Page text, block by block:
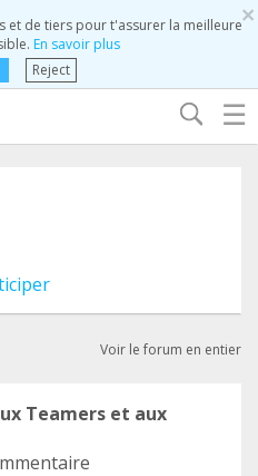
×
et de tiers pour t'assurer la meilleure
En savoir plus
Reject
☰
Voir le forum en entier
Teamers et aux